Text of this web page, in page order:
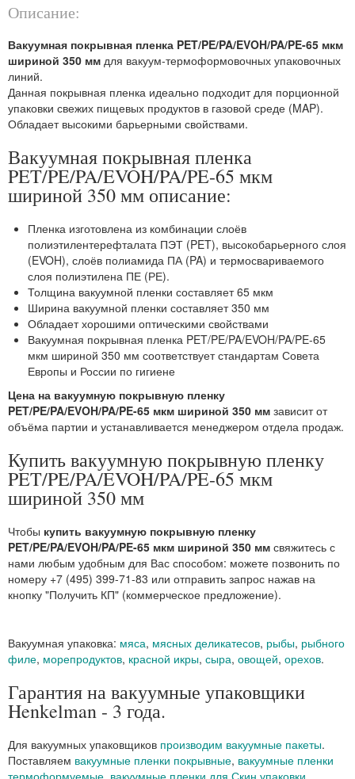
Описание:
Вакуумная покрывная пленка PET/PE/PA/EVOH/PA/PE-65 мкм
шириной 350 мм для вакуум-термоформовочных упаковочных
линий.
Данная покрывная пленка идеально подходит для порционной
упаковки свежих пищевых продуктов в газовой среде (MAP).
Обладает высокими барьерными свойствами.
Вакуумная покрывная пленка
PET/PE/PA/EVOH/PA/PE-65 мкм
шириной 350 мм описание:
Пленка изготовлена из комбинации слоёв
полиэтилентерефталата ПЭТ (PET), высокобарьерного слоя
(EVOH), слоёв полиамида ПА (PA) и термосвариваемого
слоя полиэтилена ПЕ (РЕ).
Толщина вакуумной пленки составляет 65 мкм
Ширина вакуумной пленки составляет 350 мм
Обладает хорошими оптическими свойствами
Вакуумная покрывная пленка PET/PE/PA/EVOH/PA/PE-65
мкм шириной 350 мм соответствует стандартам Совета
Европы и России по гигиене
Цена на вакуумную покрывную пленку
PET/PE/PA/EVOH/PA/PE-65 мкм шириной 350 мм зависит от
объёма партии и устанавливается менеджером отдела продаж.
Купить вакуумную покрывную пленку
PET/PE/PA/EVOH/PA/PE-65 мкм
шириной 350 мм
Чтобы купить вакуумную покрывную пленку
PET/PE/PA/EVOH/PA/PE-65 мкм шириной 350 мм свяжитесь с
нами любым удобным для Вас способом: можете позвонить по
номеру +7 (495) 399-71-83 или отправить запрос нажав на
кнопку "Получить КП" (коммерческое предложение).
Вакуумная упаковка: мяса, мясных деликатесов, рыбы, рыбного
филе, морепродуктов, красной икры, сыра, овощей, орехов.
Гарантия на вакуумные упаковщики
Henkelman - 3 года.
Для вакуумных упаковщиков производим вакуумные пакеты.
Поставляем вакуумные пленки покрывные, вакуумные пленки
термоформуемые вакуумные пленки для Скин упаковки